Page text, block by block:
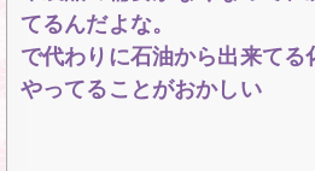
てるんだよな。
で代わりに石油から出来てる
やってることがおかしい